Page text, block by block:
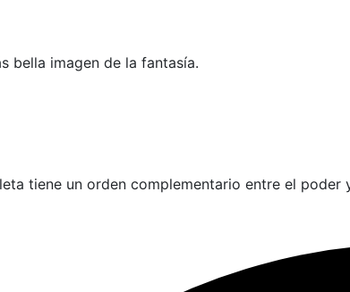
bella imagen de la fantasía.
tiene un orden complementario entre el